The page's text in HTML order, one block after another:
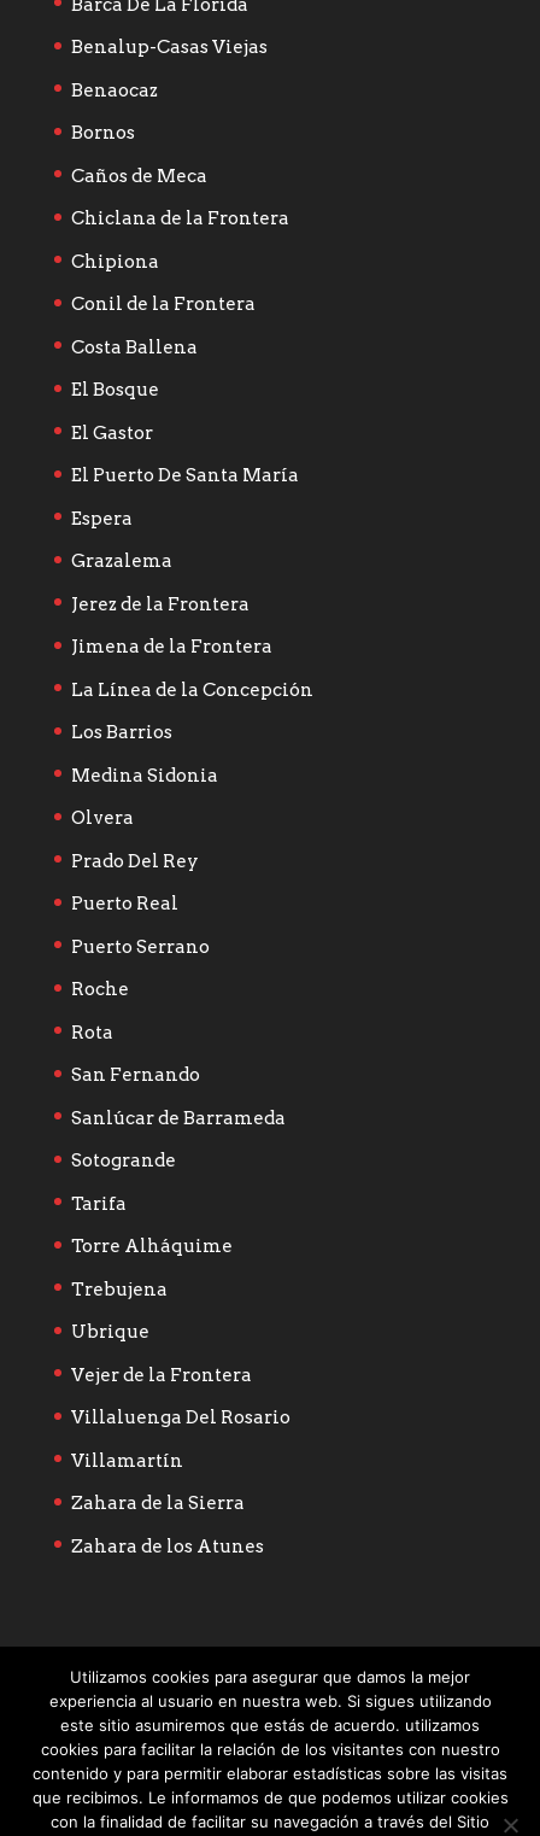
Benalup-Casas Viejas
Benaocaz
Bornos
Caños de Meca
Chiclana de la Frontera
Chipiona
Conil de la Frontera
Costa Ballena
El Bosque
El Gastor
El Puerto De Santa María
Espera
Grazalema
Jerez de la Frontera
Jimena de la Frontera
La Línea de la Concepción
Los Barrios
Medina Sidonia
Olvera
Prado Del Rey
Puerto Real
Puerto Serrano
Roche
Rota
San Fernando
Sanlúcar de Barrameda
Sotogrande
Tarifa
Torre Alháquime
Trebujena
Ubrique
Vejer de la Frontera
Villaluenga Del Rosario
Villamartín
Zahara de la Sierra
Zahara de los Atunes
Utilizamos cookies para asegurar que damos la mejor
experiencia al usuario en nuestra web. Si sigues utilizando
este sitio asumiremos que estás de acuerdo. utilizamos
cookies para facilitar la relación de los visitantes con nuestro
contenido y para permitir elaborar estadísticas sobre las visitas
que recibimos. Le informamos de que podemos utilizar cookies
con la finalidad de facilitar su navegación a través del Sitio